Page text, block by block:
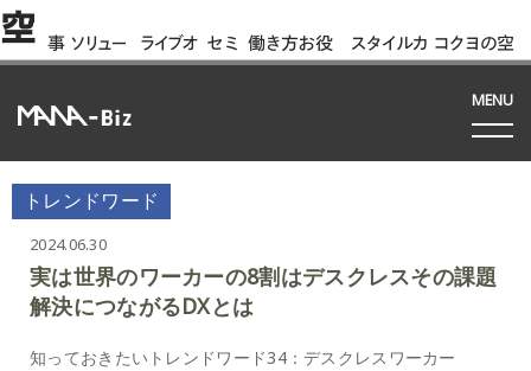
空 事
例
ソリュー
ション
ライブオ
フィス
セミ
ナー
働き方お役
立ち資料
スタイルカ
タログ
コクヨの空
間って!?
MENU
トレンドワード
2024.06.30
実は世界のワーカーの8割はデスクレスその課題
解決につながるDXとは
知っておきたいトレンドワード34：デスクレスワーカー